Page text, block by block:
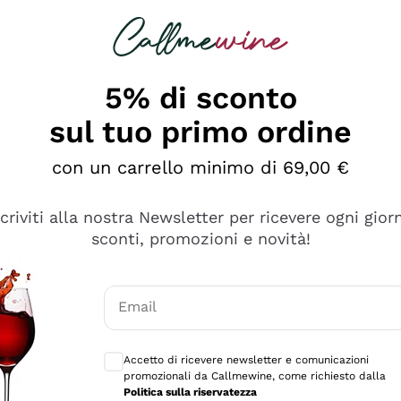
è male ma secondo me ci sono alternative che
5% di sconto
sul tuo primo ordine
con un carrello minimo di 69,00 €
alla nostra Newsletter per ricevere ogni
sconti, promozioni e novità!
Email
Accetto di ricevere newsletter e comunicazioni
promozionali da Callmewine, come richiesto dalla
Politica sulla riservatezza